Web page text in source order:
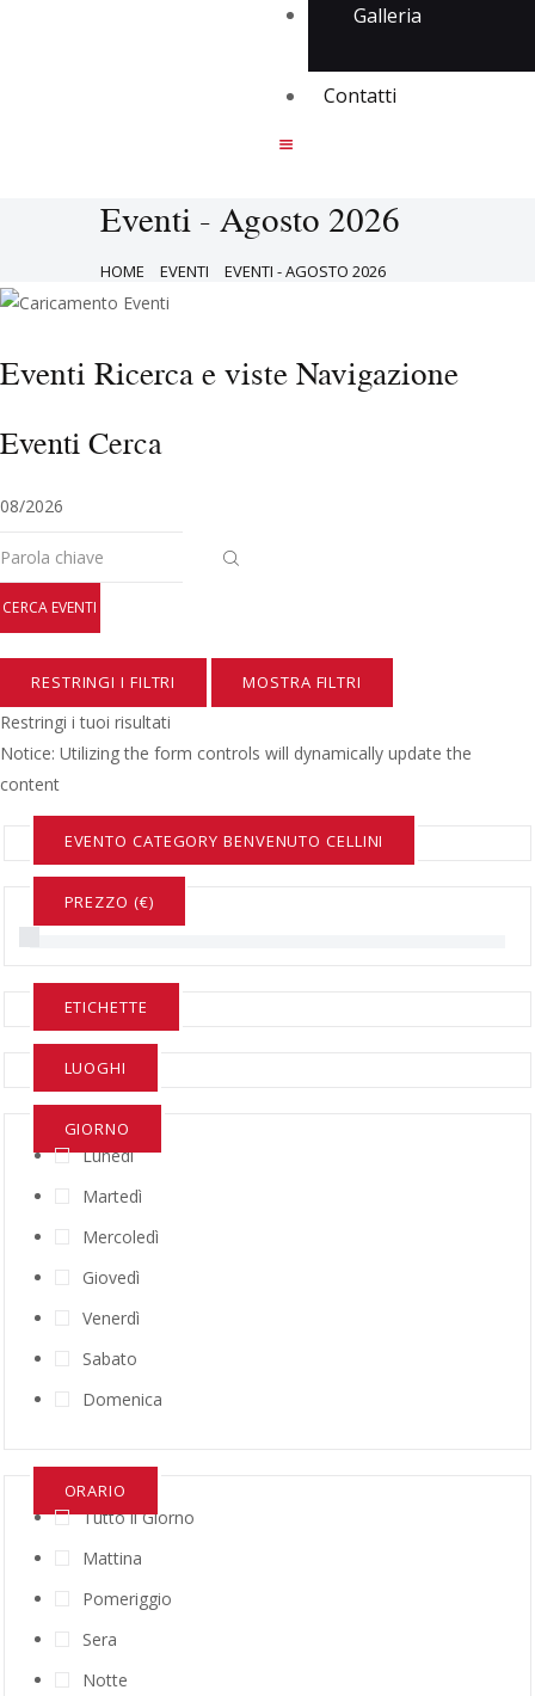
Galleria
Contatti
Eventi - Agosto 2026
HOME EVENTI EVENTI - AGOSTO 2026
Eventi Ricerca e viste Navigazione
Eventi Cerca
RESTRINGI I FILTRI MOSTRA FILTRI
Restringi i tuoi risultati
Notice: Utilizing the form controls will dynamically update the
content
EVENTO CATEGORY BENVENUTO CELLINI
PREZZO (€)
ETICHETTE
LUOGHI
GIORNO
Lunedì
Martedì
Mercoledì
Giovedì
Venerdì
Sabato
Domenica
ORARIO
Tutto il Giorno
Mattina
Pomeriggio
Sera
Notte